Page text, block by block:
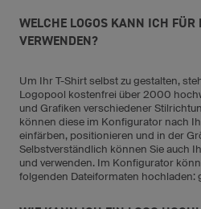
WELCHE LOGOS KANN ICH
VERWENDEN?
Um Ihr T-Shirt selbst zu gestalten,
Logopool kostenfrei über 2000
und Grafiken verschiedener
können diese im Konfigurator nach
einfärben, positionieren und in der
Selbstverständlich können Sie auch
und verwenden. Im Konfigurator
folgenden Dateiformaten hochladen: